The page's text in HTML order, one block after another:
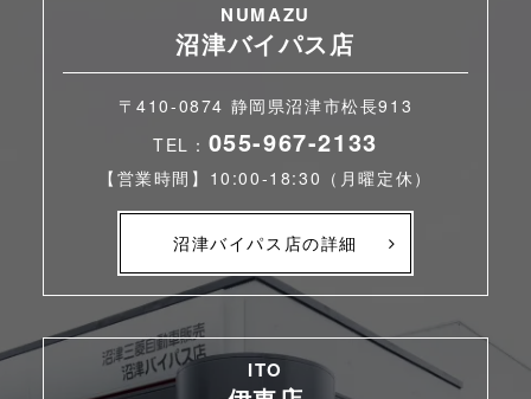
NUMAZU
沼津バイパス店
〒410-0874 静岡県沼津市松長913
TEL： 055-967-2133
【営業時間】10:00-18:30（月曜定休）
沼津バイパス店の詳細
ITO